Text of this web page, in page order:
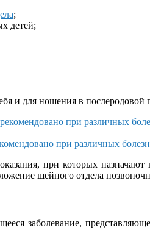
;
детей;
и для ношения в послеродовой
при различных
при которых
шейного отдела
заболевание,